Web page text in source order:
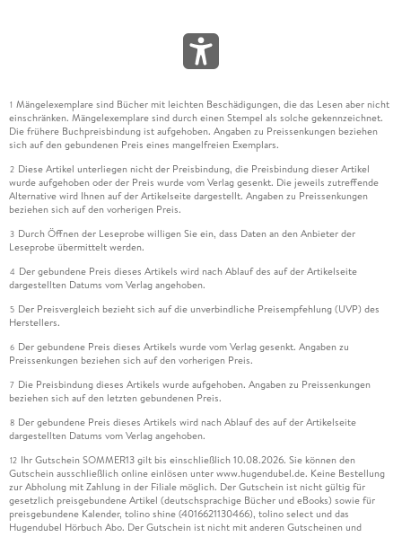
1 Mängelexemplare sind Bücher mit leichten Beschädigungen, die das Lesen aber nicht
einschränken. Mängelexemplare sind durch einen Stempel als solche gekennzeichnet.
Die frühere Buchpreisbindung ist aufgehoben. Angaben zu Preissenkungen beziehen
sich auf den gebundenen Preis eines mangelfreien Exemplars.
2 Diese Artikel unterliegen nicht der Preisbindung, die Preisbindung dieser Artikel
wurde aufgehoben oder der Preis wurde vom Verlag gesenkt. Die jeweils zutreffende
Alternative wird Ihnen auf der Artikelseite dargestellt. Angaben zu Preissenkungen
beziehen sich auf den vorherigen Preis.
3 Durch Öffnen der Leseprobe willigen Sie ein, dass Daten an den Anbieter der
Leseprobe übermittelt werden.
4 Der gebundene Preis dieses Artikels wird nach Ablauf des auf der Artikelseite
dargestellten Datums vom Verlag angehoben.
5 Der Preisvergleich bezieht sich auf die unverbindliche Preisempfehlung (UVP) des
Herstellers.
6 Der gebundene Preis dieses Artikels wurde vom Verlag gesenkt. Angaben zu
Preissenkungen beziehen sich auf den vorherigen Preis.
7 Die Preisbindung dieses Artikels wurde aufgehoben. Angaben zu Preissenkungen
beziehen sich auf den letzten gebundenen Preis.
8 Der gebundene Preis dieses Artikels wird nach Ablauf des auf der Artikelseite
dargestellten Datums vom Verlag angehoben.
12 Ihr Gutschein SOMMER13 gilt bis einschließlich 10.08.2026. Sie können den
Gutschein ausschließlich online einlösen unter www.hugendubel.de. Keine Bestellung
zur Abholung mit Zahlung in der Filiale möglich. Der Gutschein ist nicht gültig für
gesetzlich preisgebundene Artikel (deutschsprachige Bücher und eBooks) sowie für
preisgebundene Kalender, tolino shine (4016621130466), tolino select und das
Hugendubel Hörbuch Abo. Der Gutschein ist nicht mit anderen Gutscheinen und